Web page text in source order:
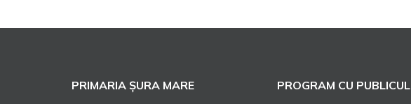
PRIMARIA ȘURA MARE PROGRAM CU PUBLICUL